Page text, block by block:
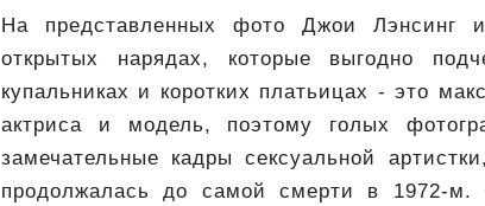
На представленных фото Джои Лэнсинг
открытых нарядах, которые выгодно
купальниках и коротких платьицах - это
актриса и модель, поэтому голых
замечательные кадры сексуальной
продолжалась до самой смерти в 1972-м.